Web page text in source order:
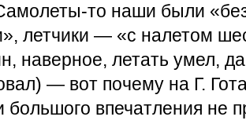
то наши были
летчики — «с налетом
наверное, летать умел,
— вот почему на Г.
большого впечатления не